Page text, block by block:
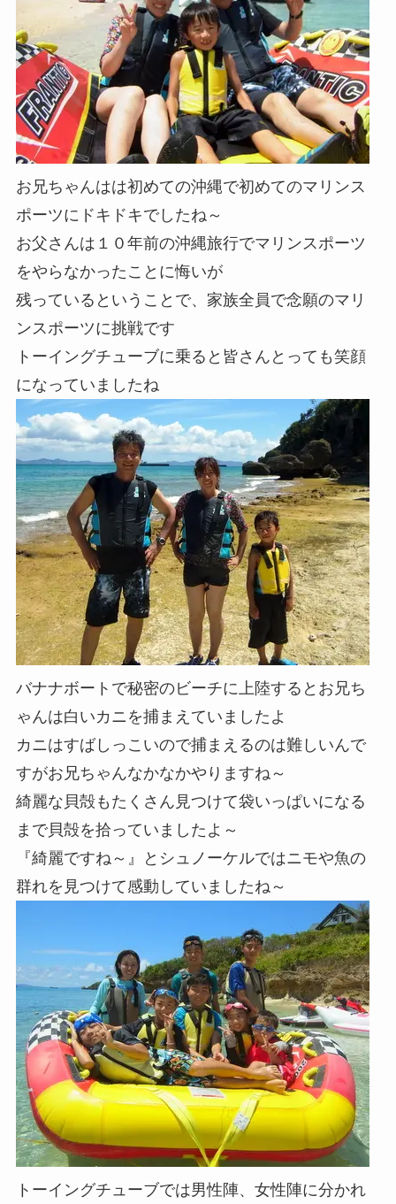
お兄ちゃんはは初めての沖縄で初めてのマリンス
ポーツにドキドキでしたね～
お父さんは１０年前の沖縄旅行でマリンスポーツ
をやらなかったことに悔いが
残っているということで、家族全員で念願のマリ
ンスポーツに挑戦です
トーイングチューブに乗ると皆さんとっても笑顔
になっていましたね
バナナボートで秘密のビーチに上陸するとお兄ち
ゃんは白いカニを捕まえていましたよ
カニはすばしっこいので捕まえるのは難しいんで
すがお兄ちゃんなかなかやりますね～
綺麗な貝殻もたくさん見つけて袋いっぱいになる
まで貝殻を拾っていましたよ～
『綺麗ですね～』とシュノーケルではニモや魚の
群れを見つけて感動していましたね～
トーイングチューブでは男性陣、女性陣に分かれ